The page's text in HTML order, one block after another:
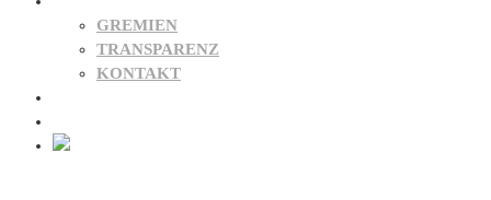
GREMIEN
TRANSPARENZ
KONTAKT